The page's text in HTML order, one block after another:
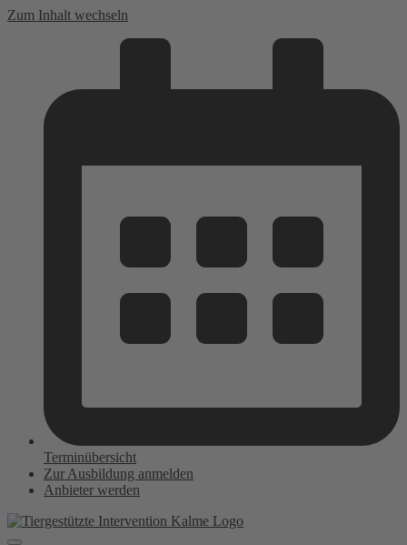
Zum Inhalt wechseln
Terminübersicht
Zur Ausbildung anmelden
Anbieter werden